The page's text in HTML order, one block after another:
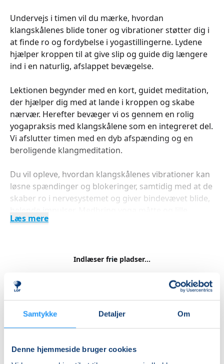
Samtykke Detaljer Om
Denne hjemmeside bruger cookies
Undervejs i timen vil du mærke, hvordan
klangskålenes blide toner og vibrationer støtter dig i
at finde ro og fordybelse i yogastillingerne. Lydene
hjælper kroppen til at give slip og guide dig længere
ind i en naturlig, afslappet bevægelse.
Lektionen begynder med en kort, guidet meditation,
der hjælper dig med at lande i kroppen og skabe
nærvær. Herefter bevæger vi os gennem en rolig
yogapraksis med klangskålene som en integreret del.
Vi afslutter timen med en dyb afspænding og en
beroligende klangmeditation.
Du vil opleve, hvordan klangskålenes vibrationer kan
løsne spændinger og blokeringer, samtidig med at de
skaber ro i nervesystemet og giver bindevævet blide,
tæppe.
Læs mere
Indlæser frie pladser...
Betal med
Priser
Almen